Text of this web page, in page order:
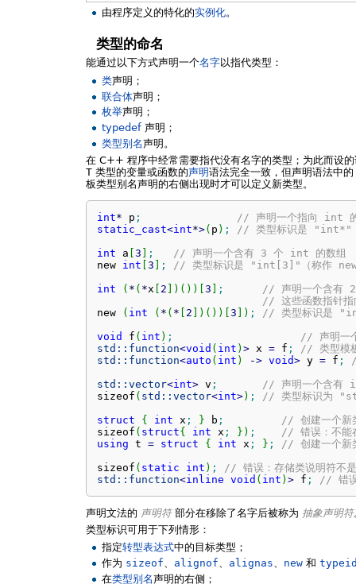
由程序定义的特化的实例化。
类型的命名
能通过以下方式声明一个名字以指代类型：
类声明；
联合体声明；
枚举声明；
typedef 声明；
类型别名声明。
在 C++ 程序中经常需要指代没有名字的类型；为此而设
T 类型的变量或函数的声明语法完全一致，但声明语法中的
板类型别名声明的右侧出现时才可以定义新类型。
int* p ;
// 声明一个指向 int
static_cast<int*>( p ) ;
// 类型标识是 "int*"
int a 3 ;
// 声明一个含有 3 个 int 的数组
new int 3 ;
// 类型标识是 "int[3]"（称作
int
( * ( *x 2 ) ( ) ) 3 ;
// 声明一个含有 2
// 这些函数指针
new
( int ( * ( * 2 ) ( ) ) 3 ) ;
// 类型标识
void
f ( int ) ;
// 声明一
std:: function<void ( int ) > x = f ;
// 类型模
std:: function<auto ( int ) -> void> y = f ;
std:: vector<int> v ;
// 声明一个含
sizeof ( std:: vector<int>) ;
// 类型标识为
struct
{ int x ; } b ;
// 创建一个新
sizeof ( struct{ int x ; } ) ;
// 错误：不能
using t = struct { int x ; } ;
// 创建一个新
sizeof ( static int ) ;
// 错误：存储类说明符不
std:: function<inline void ( int ) > f ; // 错误
声明文法的 声明符部分在移除了名字后被称为 抽象声明符
类型标识可用于下列情形：
指定转型表达式中的目标类型；
作为 sizeof、 alignof、 alignas、 new 和
在类型别名声明的右侧；